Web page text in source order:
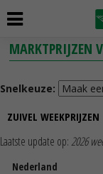
MARKTPRIJZEN
Snelkeuze:
ZUIVEL WEEKPRIJZEN
Laatste update op: 2026
Nederland